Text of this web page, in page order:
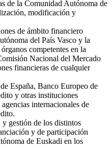
de la Comunidad Autónoma de
modificación y
de ámbito financiero
del País Vasco y la
competentes en la
Nacional del Mercado
financieras de cualquier
España, Banco Europeo de
y otras instituciones
internacionales de
gestión de los distintos
y de participación
de Euskadi en los